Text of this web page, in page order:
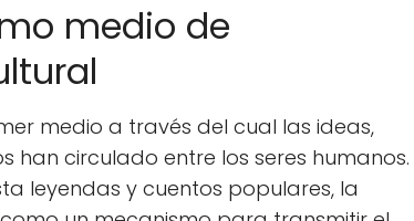
medio de
medio a través del cual las ideas,
han circulado entre los seres humanos.
leyendas y cuentos populares, la